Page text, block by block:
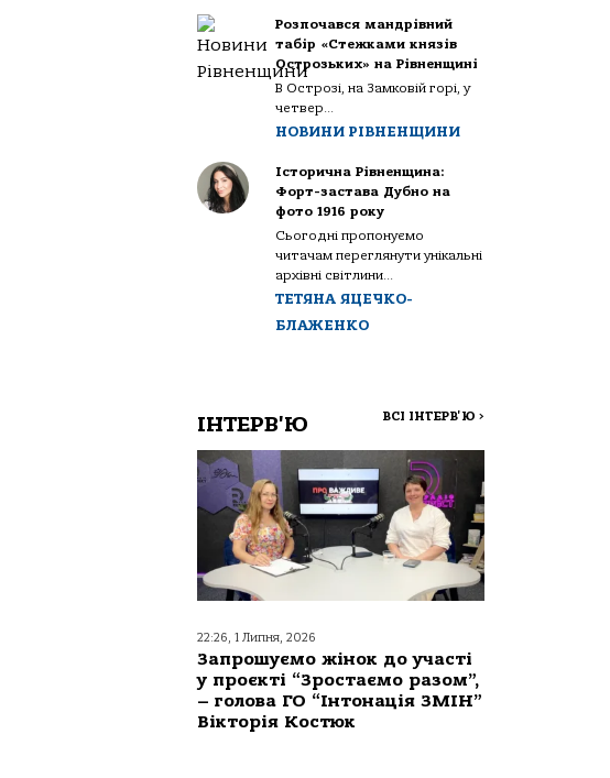
Розпочався мандрівний
табір «Стежками князів
Острозьких» на Рівненщині
В Острозі, на Замковій горі, у
четвер...
НОВИНИ РІВНЕНЩИНИ
Історична Рівненщина:
Форт-застава Дубно на
фото 1916 року
Сьогодні пропонуємо
читачам переглянути унікальні
архівні світлини...
ТЕТЯНА ЯЦЕЧКО-
БЛАЖЕНКО
ІНТЕРВ'Ю ВСІ ІНТЕРВ'Ю >
22:26, 1 Липня, 2026
Запрошуємо жінок до участі
у проєкті “Зростаємо разом”,
– голова ГО “Інтонація ЗМІН”
Вікторія Костюк